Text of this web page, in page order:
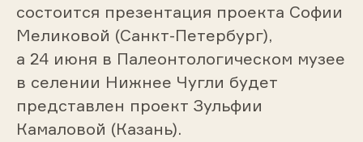
состоится презентация проекта Софии
Меликовой (Санкт-Петербург),
а 24 июня в Палеонтологическом музее
в селении Нижнее Чугли будет
представлен проект Зульфии
Камаловой (Казань).